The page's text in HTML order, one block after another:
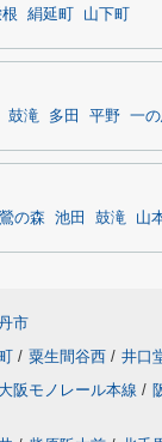
絹延町 山下町
鼓滝 多田 平野 一
鶯の森 池田 鼓滝 山
市
/ 粟生間谷西 / 井口
大阪モノレール本線 /